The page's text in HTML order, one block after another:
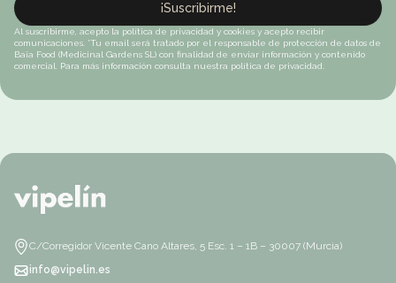
¡Suscribirme!
Al suscribirme, acepto la política de privacidad y cookies y acepto recibir
comunicaciones. *Tu email será tratado por el responsable de protección de datos de
Baïa Food (Medicinal Gardens SL) con finalidad de enviar información y contenido
comercial. Para más información consulta nuestra política de privacidad.
C/Corregidor Vicente Cano Altares, 5 Esc. 1 – 1B – 30007 (Murcia)
info@vipelin.es